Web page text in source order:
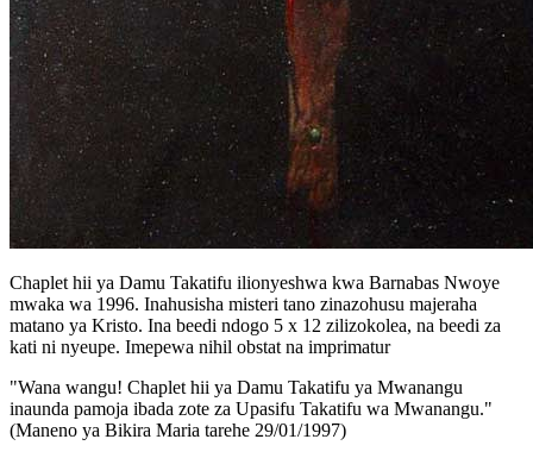
Chaplet hii ya Damu Takatifu ilionyeshwa kwa Barnabas Nwoye
mwaka wa 1996. Inahusisha misteri tano zinazohusu majeraha
matano ya Kristo. Ina beedi ndogo 5 x 12 zilizokolea, na beedi za
kati ni nyeupe. Imepewa nihil obstat na imprimatur
"Wana wangu! Chaplet hii ya Damu Takatifu ya Mwanangu
inaunda pamoja ibada zote za Upasifu Takatifu wa Mwanangu."
(Maneno ya Bikira Maria tarehe 29/01/1997)